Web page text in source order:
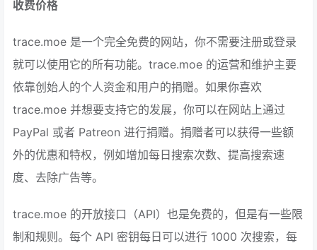
收费价格
trace.moe 是一个完全免费的网站，你不需要注册或登录
就可以使用它的所有功能。trace.moe 的运营和维护主要
依靠创始人的个人资金和用户的捐赠。如果你喜欢
trace.moe 并想要支持它的发展，你可以在网站上通过
PayPal 或者 Patreon 进行捐赠。捐赠者可以获得一些额
外的优惠和特权，例如增加每日搜索次数、提高搜索速
度、去除广告等。
trace.moe 的开放接口（API）也是免费的，但是有一些限
制和规则。每个 API 密钥每日可以进行 1000 次搜索，每